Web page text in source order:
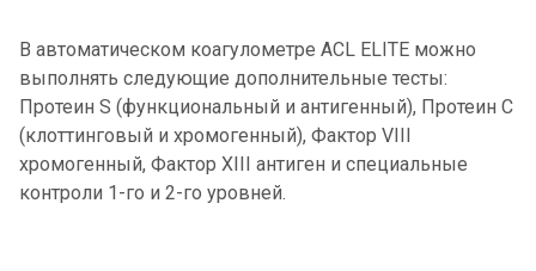
В автоматическом коагулометре ACL ELITE можно
выполнять следующие дополнительные тесты:
Протеин S (функциональный и антигенный), Протеин С
(клоттинговый и хромогенный), Фактор VIII
хромогенный, Фактор XIII антиген и специальные
контроли 1-го и 2-го уровней.